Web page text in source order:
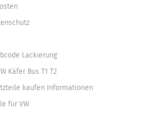
Lackierung
Käfer Bus T1 T2
kaufen Informationen
für VW